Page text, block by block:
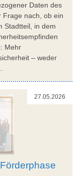
Daten des
Frage nach, ob ein
Stadtteil, in dem
Mehr
– weder
27.05.2026